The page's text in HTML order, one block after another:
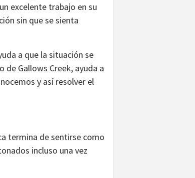
excelente trabajo en su
sin que se sienta
a que la situación se
Gallows Creek, ayuda a
y así resolver el
termina de sentirse como
incluso una vez